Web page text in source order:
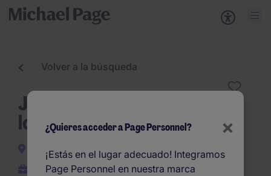
Volver a la búsqueda
Jefe de Obra plataformas
logísticas y obra civil (h/m)
Madrid
Permanente
×
¿Quieres acceder a Page Personnel?
¡Estás en el lugar adecuado! Integramos
Page Personnel en nuestra marca